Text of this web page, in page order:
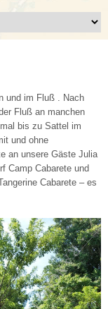
und im Fluß . Nach
Fluß an manchen
bis zu Sattel im
und ohne
an unsere Gäste Julia
Camp Cabarete und
Cabarete – es